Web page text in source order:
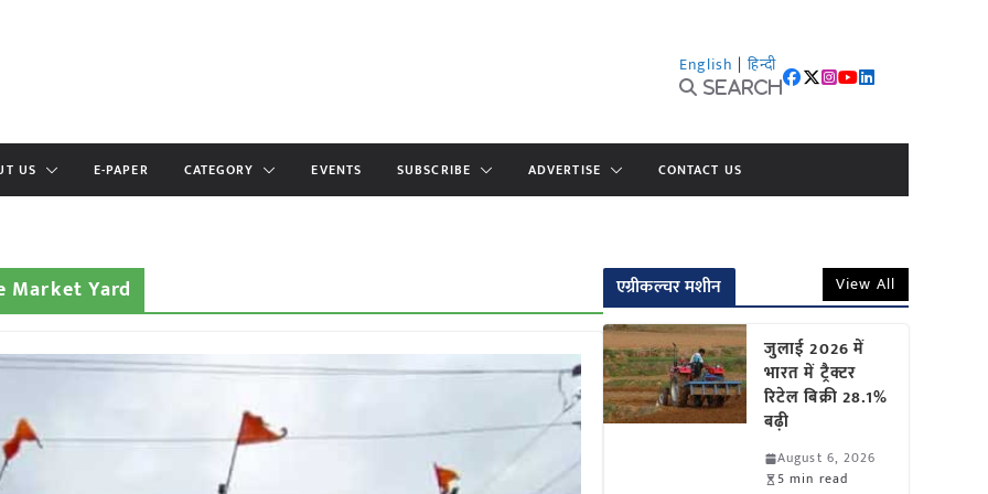
English | हिन्दी
Search
US E-PAPER CATEGORY EVENTS SUBSCRIBE ADVERTISE CONTACT US
Market Yard एग्रीकल्चर मशीन View All
जुलाई 2026 में
भारत में ट्रैक्टर
रिटेल बिक्री 28.1%
बढ़ी
August 6, 2026
5 min read